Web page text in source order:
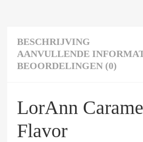
BESCHRIJVING
AANVULLENDE
BEOORDELINGEN (0)
LorAnn
Flavor